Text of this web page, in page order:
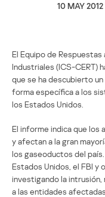
10 MAY 2012
El Equipo de
Industriales (ICS-CERT)
que se ha descubierto
forma específica a los
los Estados Unidos.
El informe indica que los
y afectan a la gran
los gaseoductos del
Estados Unidos, el FBI y
investigando la intrusión,
a las entidades